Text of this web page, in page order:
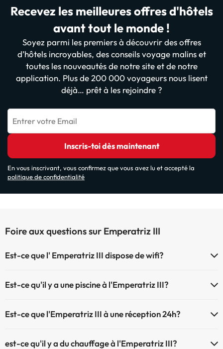
Recevez les meilleures offres d'hôtels
avant tout le monde !
Soyez parmi les premiers à découvrir des offres
d’hôtels incroyables, des conseils voyage malins et
toutes les nouveautés de notre site et de notre
application. Plus de 200 000 voyageurs nous lisent
déjà… prêt à les rejoindre ?
Entrer votre Email
Inscris-toi dès maintenant
En vous inscrivant, vous confirmez que vous avez lu et accepté la
politique de confidentialité
Foire aux questions sur Emperatriz III
Est-ce que l' Emperatriz III dispose de wifi?
Est-ce qu'il y a une piscine à l'Emperatriz III?
plus d'info sur la piscine et d'autres installations.
Est-ce que l'Emperatriz III à une réception 24h?
est-ce qu'il y a du chauffage à l'Emperatriz III?